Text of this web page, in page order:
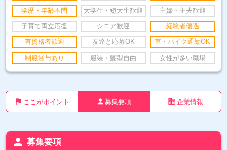
学歴・年齢不問 大学生・短大生歓迎 主婦・主夫歓迎
子育て両立応援 シニア歓迎 経験者優遇
有資格者歓迎 友達と応募OK 車・バイク通勤OK
制服貸与あり 服装・髪型自由 女性が多い職場
flag ここがポイント person 募集要項 business 企業情報
person 募集要項